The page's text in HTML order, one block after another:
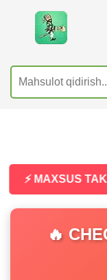
⚡ MAXSUS
🔥